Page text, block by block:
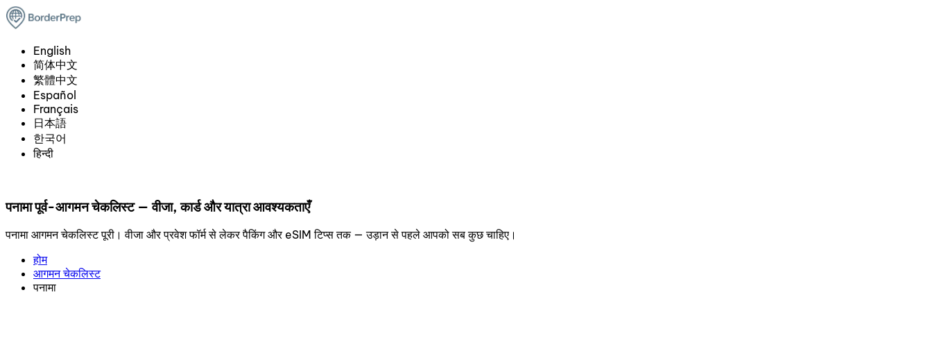
English
简体中文
繁體中文
Español
Français
日本語
한국어
हिन्दी
पनामा पूर्व-आगमन चेकलिस्ट — वीजा, कार्ड और यात्रा आवश्यकताएँ
पनामा आगमन चेकलिस्ट पूरी। वीजा और प्रवेश फॉर्म से लेकर पैकिंग और eSIM टिप्स तक — उड़ान से पहले आपको सब कुछ चाहिए।
होम
आगमन चेकलिस्ट
पनामा